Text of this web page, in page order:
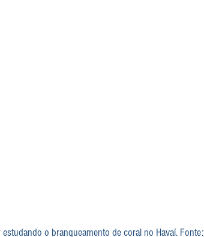
o branqueamento de coral no Havaí. Fonte: